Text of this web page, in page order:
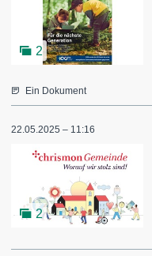
2
Ein Dokument
22.05.2025 – 11:16
2